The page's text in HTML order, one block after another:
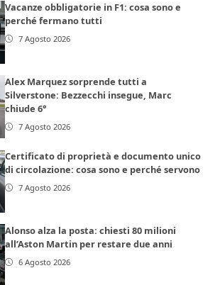
Vacanze obbligatorie in F1: cosa sono e
perché fermano tutti
7 Agosto 2026
Alex Marquez sorprende tutti a
Silverstone: Bezzecchi insegue, Marc
chiude 6°
7 Agosto 2026
Certificato di proprietà e documento unico
di circolazione: cosa sono e perché servono
7 Agosto 2026
Alonso alza la posta: chiesti 80 milioni
all’Aston Martin per restare due anni
6 Agosto 2026